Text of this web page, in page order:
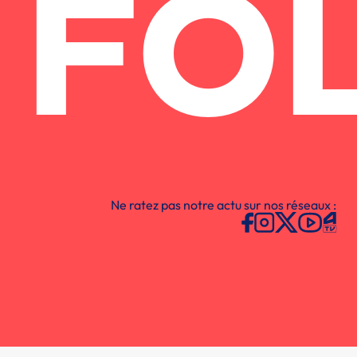
Ne ratez pas notre actu sur nos réseaux :